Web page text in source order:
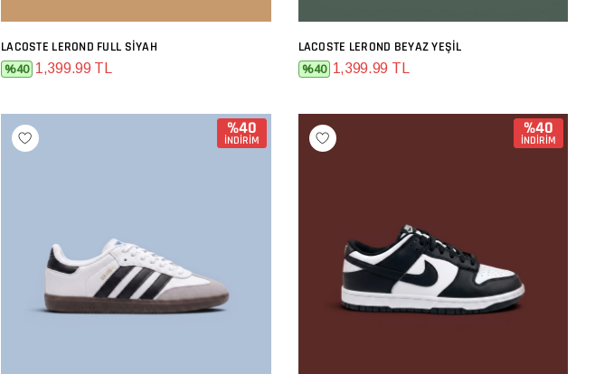
SEPETE EKLE
LACOSTE LEROND FULL SIYAH
%40 1,399.99 TL
SEPETE EKLE
LACOSTE LEROND BEYAZ YEŞIL
%40 1,399.99 TL
%40
İNDİRİM
%40
İNDİRİM